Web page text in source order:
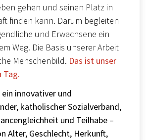
gehen und seinen Platz in
finden kann. Darum begleiten
und Erwachsene ein
Weg. Die Basis unserer Arbeit
Menschenbild. Das ist unser
Tag.
innovativer und
katholischer Sozialverband,
und Teilhabe –
Alter, Geschlecht, Herkunft,